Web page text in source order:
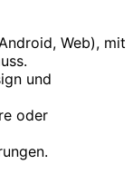
Web), mit
und
oder